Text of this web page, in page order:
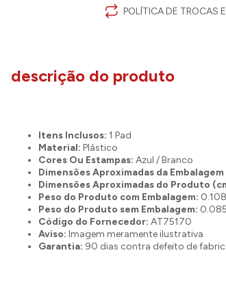
POLÍTICA DE TROCAS
descrição do produto
Itens Inclusos: 1 Pad
Material: Plástico
Cores Ou Estampas: Azul / Branco
Dimensões Aproximadas da
Dimensões Aproximadas do Produto
Peso do Produto com Embalagem: 0.108
Peso do Produto sem Embalagem: 0.085
Código do Fornecedor: AT75170
Aviso: Imagem meramente ilustrativa
Garantia: 90 dias contra defeito de